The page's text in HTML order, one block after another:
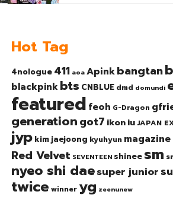
Hot Tag
4nologue 411 aoa Apinkbangtan
blackpinkbts CNBLUE dmd domundi
featured feoh G-Dragon
generationgot7 ikoniu JAPAN
jyp kim jaejoong kyuhyun magazine
Red Velvet SEVENTEEN shinee sm
nyeo shi daesuper junior
twice winner yg zeenunew